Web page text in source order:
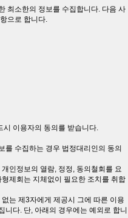
최소한의 정보를 수집합니다. 다음 사
으로 합니다.
이용자의 동의를 받습니다.
를 수집하는 경우 법정대리인의 동의
인정보의 열람, 정정, 동의철회를 요
제회는 지체없이 필요한 조치를 취합
는 제3자에게 제공시 그에 따른 이용
다. 단, 아래의 경우에는 예외로 합니